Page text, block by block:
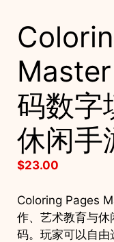
码数字
休闲手
$23.00
Coloring Pages
作、艺术教育与
码。玩家可以自